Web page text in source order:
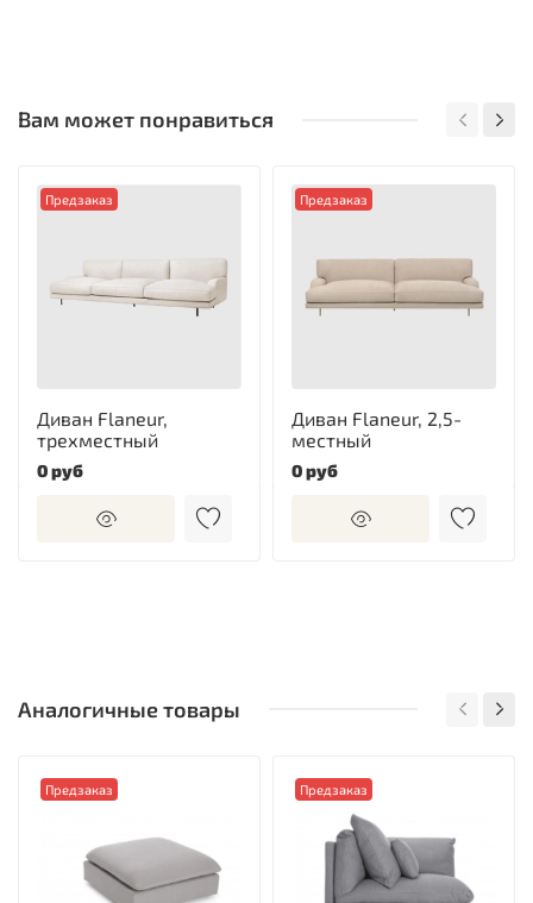
Вам может понравиться
Предзаказ
Диван Flaneur,
трехместный
0 руб
Предзаказ
Диван Flaneur, 2,5-
местный
0 руб
Аналогичные товары
Предзаказ Предзаказ